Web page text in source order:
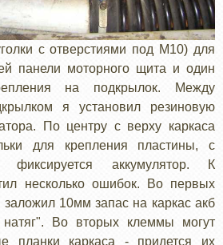
с отверстиями под М10) для
панели моторного щита и один
на подкрылок. Между
я установил резиновую
По центру с верху каркаса
для крепления пластины, с
аккумулятор. К
несколько ошибок. Во первых
заложил 10мм запас на каркас акб
Во вторых клеммы могут
планки каркаса - придется их